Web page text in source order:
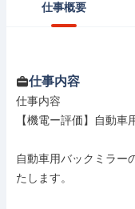
仕事概要
仕事内容
仕事内容
【機電ー評価】自動
自動車用バックミラー
たします。